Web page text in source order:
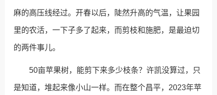
麻的高压线经过。开春以后，陡然升高的气温，让果园
里的农活，一下子多了起来，而剪枝和施肥，是最迫切
的两件事儿。
50亩苹果树，能剪下来多少枝条？许凯没算过，只
是知道，堆起来像小山一样。而在整个昌平，2023年苹